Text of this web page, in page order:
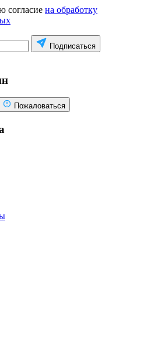
согласие на обработку
Подписаться
Пожаловаться